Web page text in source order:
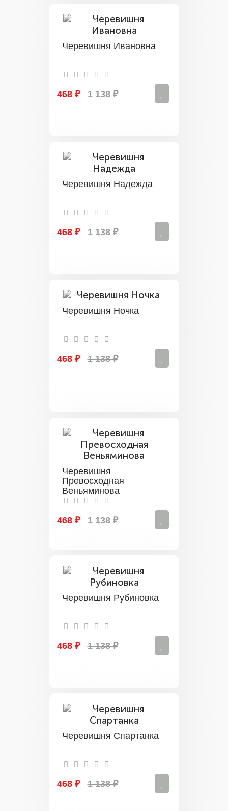
Черевишня Ивановна
468 ₽ 1 138 ₽
Черевишня Надежда
468 ₽ 1 138 ₽
Черевишня Ночка
468 ₽ 1 138 ₽
Черевишня
Превосходная
Веньяминова
468 ₽ 1 138 ₽
Черевишня Рубиновка
468 ₽ 1 138 ₽
Черевишня Спартанка
468 ₽ 1 138 ₽